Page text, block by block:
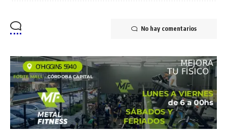
No hay comentarios